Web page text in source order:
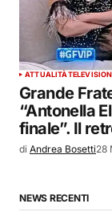
ATTUALITÀ
Grande
“Antonella
finale”. Il
di Andrea Bosetti28
NEWS RECENTI